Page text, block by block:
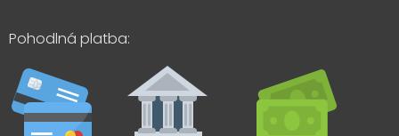
Pohodlná platba: